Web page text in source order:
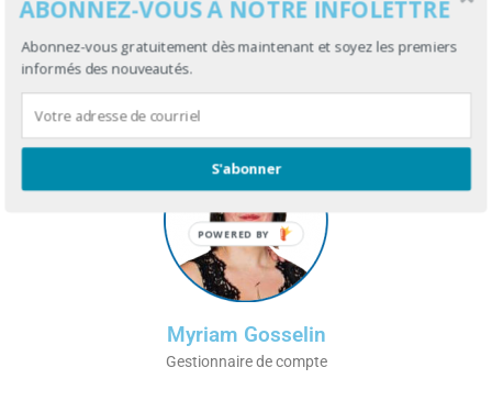
Myriam Gosselin
Gestionnaire de compte
ABONNEZ-VOUS À NOTRE INFOLETTRE
Abonnez-vous gratuitement dès maintenant et soyez les premiers
informés des nouveautés.
S'abonner
POWERED BY